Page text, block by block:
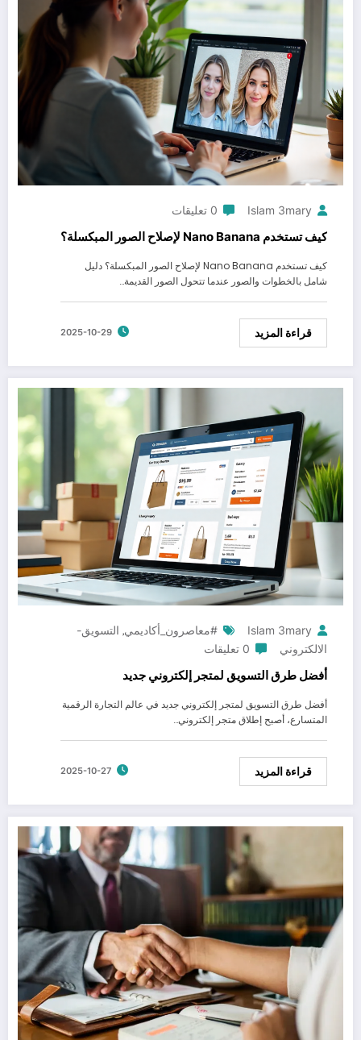
Islam 3mary 0 تعليقات
كيف تستخدم Nano Banana لإصلاح الصور المبكسلة؟
كيف تستخدم Nano Banana لإصلاح الصور المبكسلة؟ دليل
شامل بالخطوات والصور عندما تتحول الصور القديمة…
قراءة المزيد 2025-10-29
Islam 3mary #معاصرون_أكاديمي, التسويق-
الالكتروني
0 تعليقات
أفضل طرق التسويق لمتجر إلكتروني جديد
أفضل طرق التسويق لمتجر إلكتروني جديد في عالم التجارة الرقمية
المتسارع، أصبح إطلاق متجر إلكتروني…
قراءة المزيد 2025-10-27